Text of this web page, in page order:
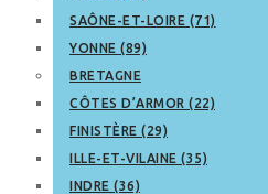
SAÔNE-ET-LOIRE (71)
YONNE (89)
BRETAGNE
CÔTES D’ARMOR (22)
FINISTÈRE (29)
ILLE-ET-VILAINE (35)
INDRE (36)